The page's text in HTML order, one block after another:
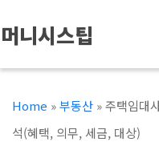
텐
츠
머니시스팁
Home »부동산 »주택임대
석(혜택, 의무, 세금, 대상)